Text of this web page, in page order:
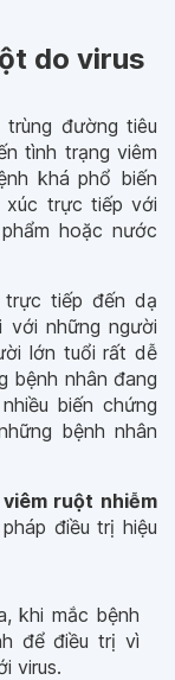
do virus
đường tiêu
tình trạng viêm
khá phổ biến
xúc trực tiếp với
hoặc nước
trực tiếp đến dạ
những người
lớn tuổi rất dễ
bệnh nhân đang
biến chứng
bệnh nhân
viêm ruột nhiễm
điều trị hiệu
khi mắc bệnh
để điều trị vì
virus.